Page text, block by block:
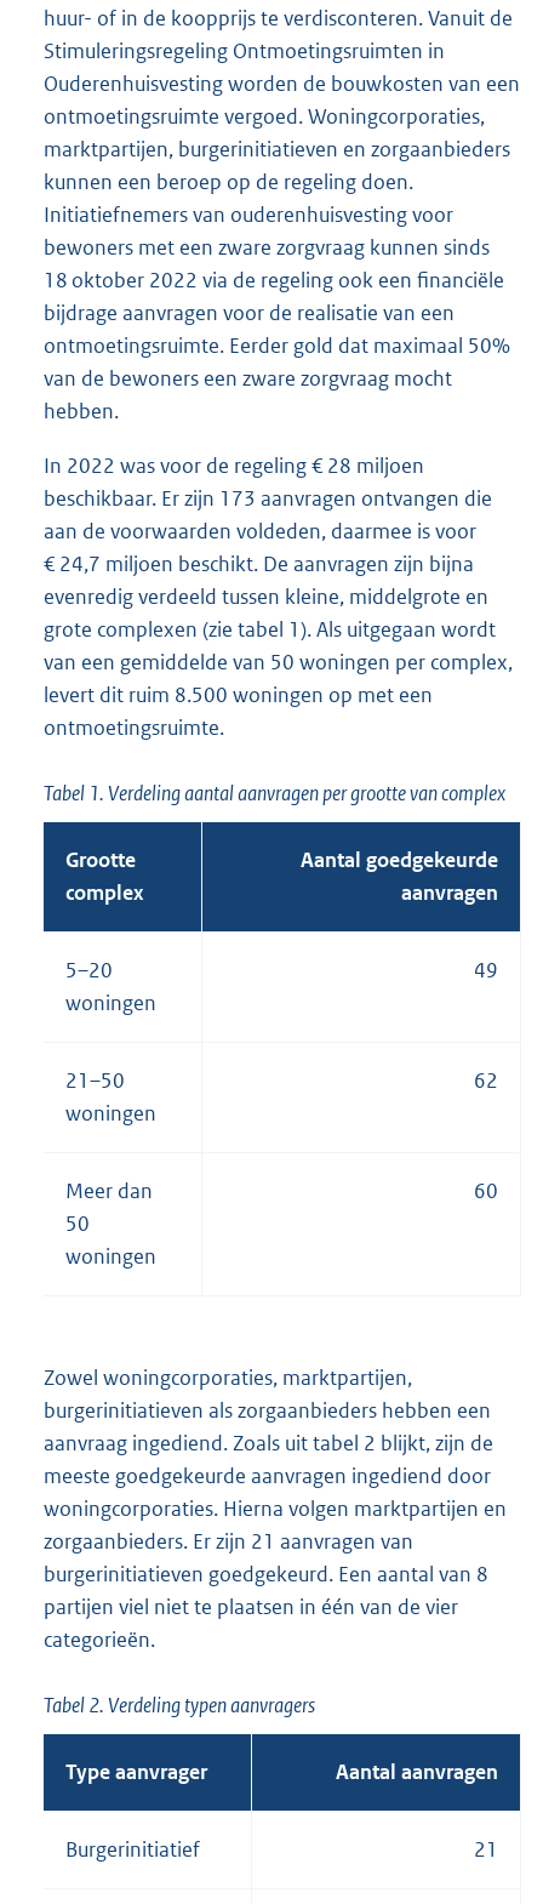
huur- of in de koopprijs te verdisconteren. Vanuit de
Stimuleringsregeling Ontmoetingsruimten in
Ouderenhuisvesting worden de bouwkosten van een
ontmoetingsruimte vergoed. Woningcorporaties,
marktpartijen, burgerinitiatieven en zorgaanbieders
kunnen een beroep op de regeling doen.
Initiatiefnemers van ouderenhuisvesting voor
bewoners met een zware zorgvraag kunnen sinds
18 oktober 2022 via de regeling ook een financiële
bijdrage aanvragen voor de realisatie van een
ontmoetingsruimte. Eerder gold dat maximaal 50%
van de bewoners een zware zorgvraag mocht
hebben.
In 2022 was voor de regeling € 28 miljoen
beschikbaar. Er zijn 173 aanvragen ontvangen die
aan de voorwaarden voldeden, daarmee is voor
€ 24,7 miljoen beschikt. De aanvragen zijn bijna
evenredig verdeeld tussen kleine, middelgrote en
grote complexen (zie tabel 1). Als uitgegaan wordt
van een gemiddelde van 50 woningen per complex,
levert dit ruim 8.500 woningen op met een
ontmoetingsruimte.
Tabel 1. Verdeling aantal aanvragen per grootte van complex
Grootte
complex
Aantal goedgekeurde
aanvragen
5–20
woningen
49
21–50
woningen
62
Meer dan
50
woningen
60
Zowel woningcorporaties, marktpartijen,
burgerinitiatieven als zorgaanbieders hebben een
aanvraag ingediend. Zoals uit tabel 2 blijkt, zijn de
meeste goedgekeurde aanvragen ingediend door
woningcorporaties. Hierna volgen marktpartijen en
zorgaanbieders. Er zijn 21 aanvragen van
burgerinitiatieven goedgekeurd. Een aantal van 8
partijen viel niet te plaatsen in één van de vier
categorieën.
Tabel 2. Verdeling typen aanvragers
Type aanvrager Aantal aanvragen
Burgerinitiatief 21